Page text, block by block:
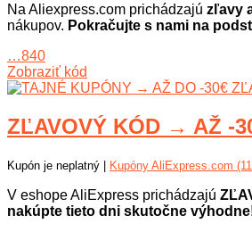
Na Aliexpress.com prichádzajú zľavy
nákupov. Pokračujte s nami na
…840
Zobraziť kód
ZĽAVOVÝ KÓD → AŽ -
Kupón je neplatný | Kupóny AliExpress.com
V eshope AliExpress prichádzajú
nakúpte tieto dni skutočne